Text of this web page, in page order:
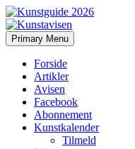
Kunstavisen
Search
Primary Menu Skip
to
Forside
Artikler
Avisen
Facebook
Abonnement
Kunstkalender
Tilmeld